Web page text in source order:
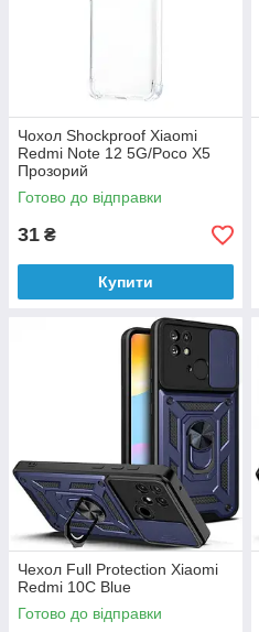
Чохол Shockproof Xiaomi
Redmi Note 12 5G/Poco X5
Прозорий
Готово до відправки
31 ₴
Купити
Чехол Full Protection Xiaomi
Redmi 10C Blue
Готово до відправки